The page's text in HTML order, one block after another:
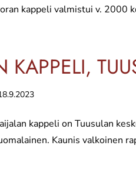
kappeli valmistui v. 2000
KAPPELI,
kappeli on Tuusulan
Kaunis valkoinen